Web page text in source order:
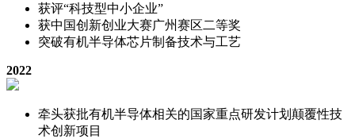
获评“科技型中小企业”
获中国创新创业大赛广州赛区二等奖
突破有机半导体芯片制备技术与工艺
2022
牵头获批有机半导体相关的国家重点研发计划颠覆性技
术创新项目